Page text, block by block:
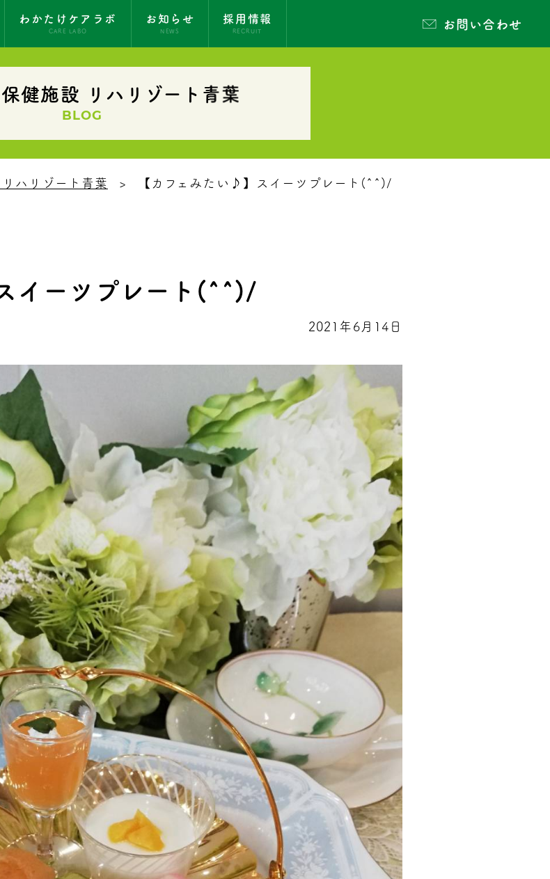
わかたけケアラボ
CARE LABO
お知らせ
NEWS
採用情報
RECRUIT
お問い合わせ
健施設 リハリゾート青葉
BLOG
ハリゾート青葉 【カフェみたい♪】スイーツプレート(^^)/
イーツプレート(^^)/
2021年6月14日